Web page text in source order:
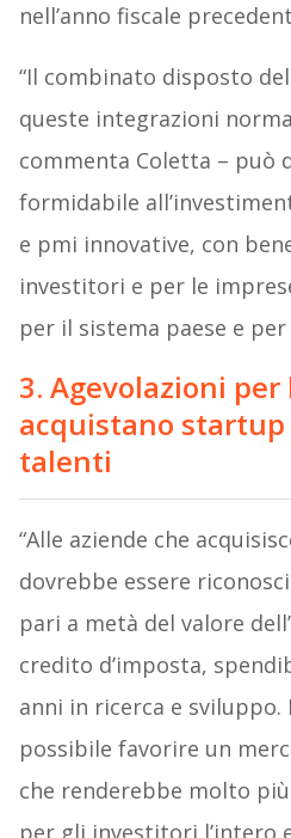
nell’anno fiscale
“Il combinato disposto
queste integrazioni
commenta Coletta – può
formidabile
e pmi innovative, con
investitori e per le
per il sistema paese e per
3. Agevolazioni
acquistano
talenti
“Alle aziende che
dovrebbe essere
pari a metà del valore
credito d’imposta,
anni in ricerca e
possibile favorire un
che renderebbe molto